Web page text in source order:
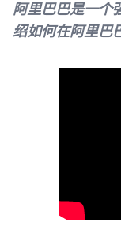
阿里巴巴是一个
绍如何在阿里巴